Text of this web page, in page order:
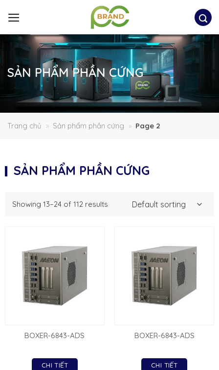
qua
dung
SẢN PHẨM PHẦN CỨNG
Trang chủ » Sản phẩm phần cứng » Page 2
SẢN PHẨM PHẦN CỨNG
Showing 13–24 of 112 results
BOXER-6843-ADS
CHI TIẾT
BOXER-6843-ADS
CHI TIẾT